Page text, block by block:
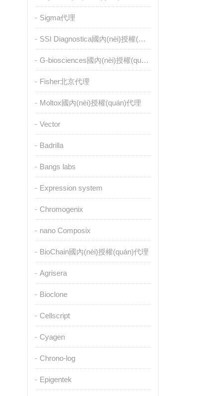
Sigma代理
SSI Diagnostica國內(nèi)授權(quán)代理
G-biosciences國內(nèi)授權(quán)代理
Fisher北京代理
Moltox國內(nèi)授權(quán)代理
Vector
Badrilla
Bangs labs
Expression system
Chromogenix
nano Composix
BioChain國內(nèi)授權(quán)代理
Agrisera
Bioclone
Cellscript
Cyagen
Chrono-log
Epigentek